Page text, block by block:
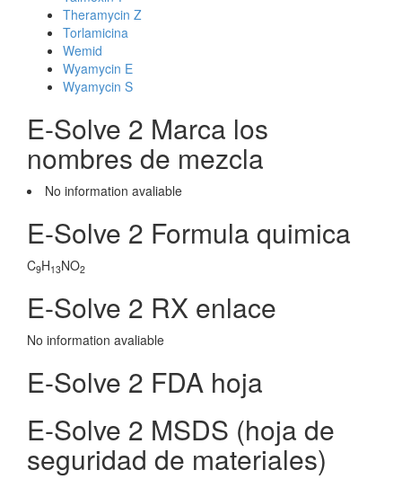
Theramycin Z
Torlamicina
Wemid
Wyamycin E
Wyamycin S
E-Solve 2 Marca los
nombres de mezcla
No information avaliable
E-Solve 2 Formula quimica
C9H13NO2
E-Solve 2 RX enlace
No information avaliable
E-Solve 2 FDA hoja
E-Solve 2 MSDS (hoja de
seguridad de materiales)